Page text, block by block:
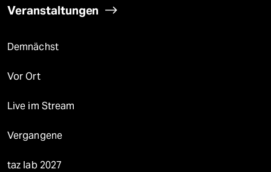
Veranstaltungen
Demnächst
Vor Ort
Live im Stream
Vergangene
taz lab 2027